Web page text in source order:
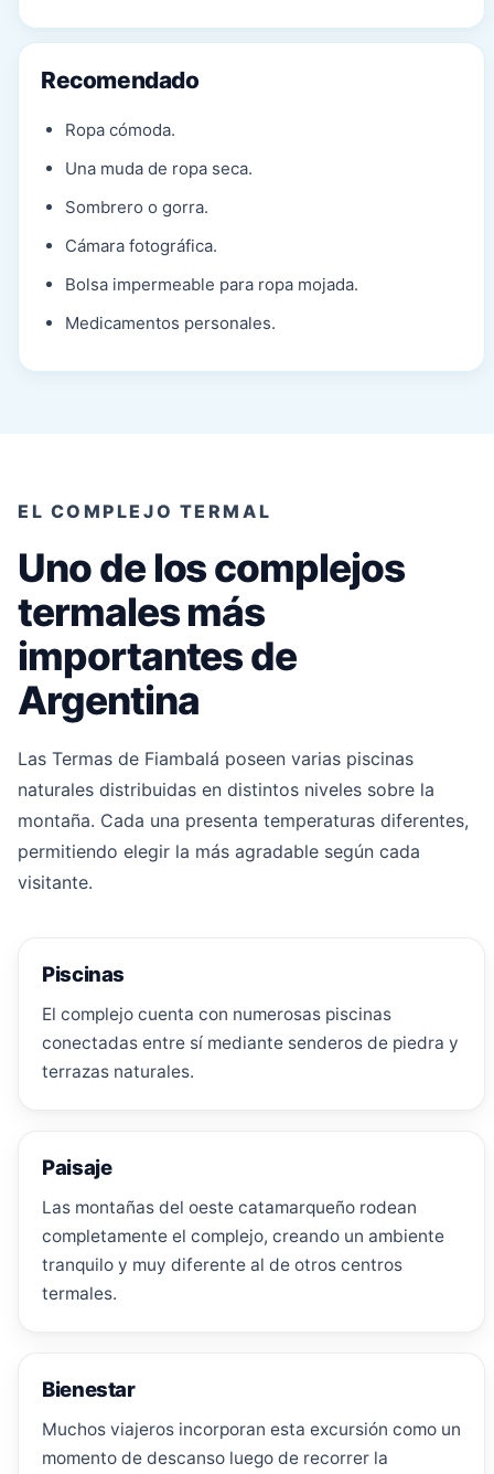
Recomendado
Ropa cómoda.
Una muda de ropa seca.
Sombrero o gorra.
Cámara fotográfica.
Bolsa impermeable para ropa mojada.
Medicamentos personales.
EL COMPLEJO TERMAL
Uno de los complejos
termales más
importantes de
Argentina
Las Termas de Fiambalá poseen varias piscinas
naturales distribuidas en distintos niveles sobre la
montaña. Cada una presenta temperaturas diferentes,
permitiendo elegir la más agradable según cada
visitante.
Piscinas
El complejo cuenta con numerosas piscinas
conectadas entre sí mediante senderos de piedra y
terrazas naturales.
Paisaje
Las montañas del oeste catamarqueño rodean
completamente el complejo, creando un ambiente
tranquilo y muy diferente al de otros centros
termales.
Bienestar
Muchos viajeros incorporan esta excursión como un
momento de descanso luego de recorrer la